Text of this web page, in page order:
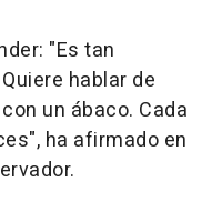
"Es tan
hablar de
un ábaco. Cada
ha afirmado en